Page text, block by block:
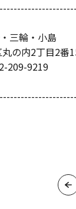
三輪・小島
の内2丁目2
9219